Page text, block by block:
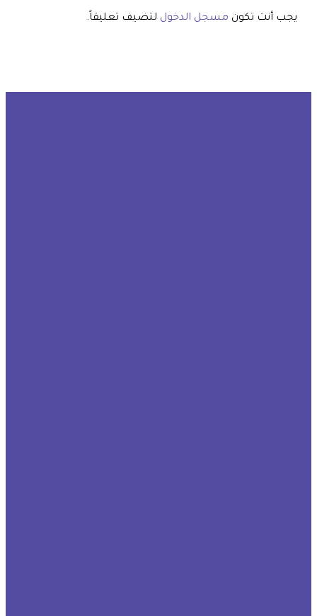
يجب أنت تكون مسجل الدخول لتضيف تعليقاً.